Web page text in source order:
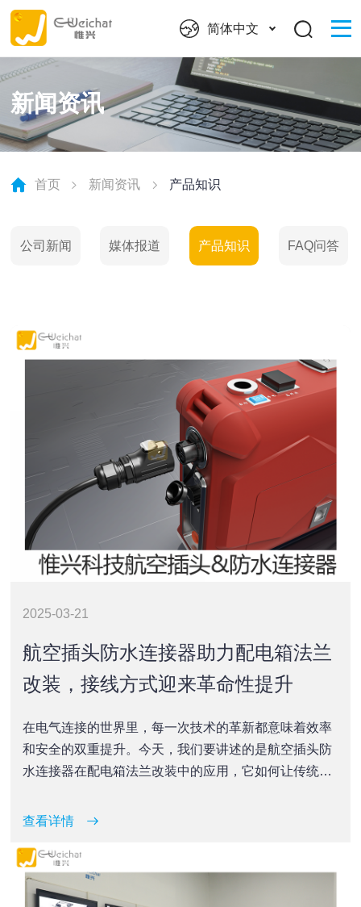
简体中文
新闻资讯
首页 新闻资讯 产品知识
公司新闻 媒体报道 产品知识 FAQ问答
2025-03-21
航空插头防水连接器助力配电箱法兰
改装，接线方式迎来革命性提升
在电气连接的世界里，每一次技术的革新都意味着效率
和安全的双重提升。今天，我们要讲述的是航空插头防
水连接器在配电箱法兰改装中的应用，它如何让传统的
查看详情